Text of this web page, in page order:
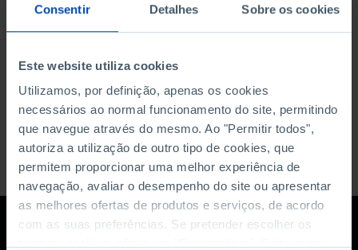
Consentir Detalhes Sobre os cookies
Este website utiliza cookies
Utilizamos, por definição, apenas os cookies
necessários ao normal funcionamento do site, permitindo
que navegue através do mesmo. Ao "Permitir todos",
autoriza a utilização de outro tipo de cookies, que
permitem proporcionar uma melhor experiência de
navegação, avaliar o desempenho do site ou apresentar
as melhores ofertas de produtos e serviços, de acordo
com as suas preferências. Se pretender escolher os
DATA DE FIM